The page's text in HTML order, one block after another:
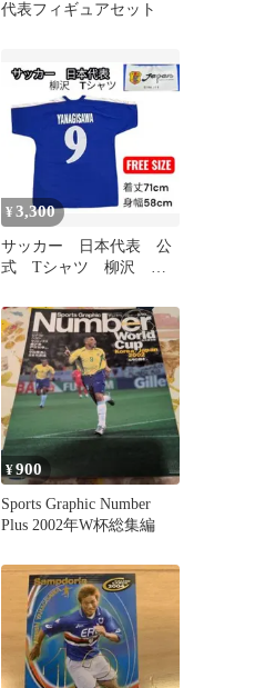
代表フィギュアセット
¥3,300
サッカー 日本代表 公
式 Tシャツ 柳沢 フ
アントラーズ
¥900
Sports Graphic Number
Plus 2002年W杯総集編